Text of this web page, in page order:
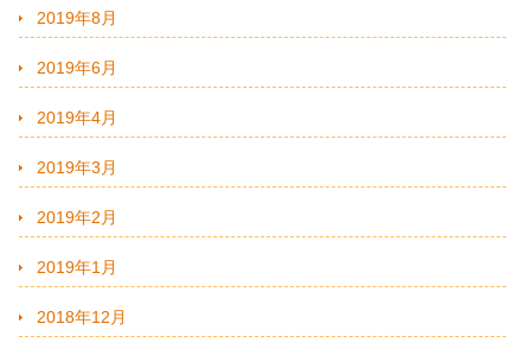
2019年8月
2019年6月
2019年4月
2019年3月
2019年2月
2019年1月
2018年12月